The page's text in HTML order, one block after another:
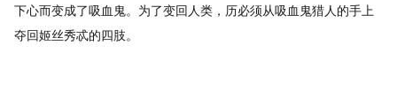
下心而变成了吸血鬼。为了变回人类，历必须从吸血鬼猎人的手上
夺回姬丝秀忒的四肢。